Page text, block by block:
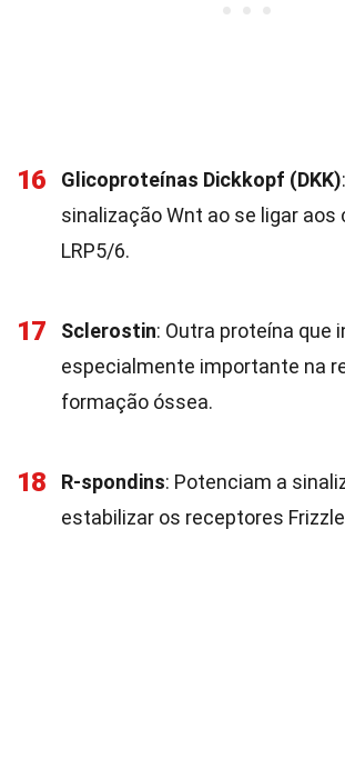
16 Glicoproteínas Dickkopf (DKK)
sinalização Wnt ao se ligar
LRP5/6.
17 Sclerostin: Outra proteína que
especialmente importante na
formação óssea.
18 R-spondins: Potenciam a
estabilizar os receptores